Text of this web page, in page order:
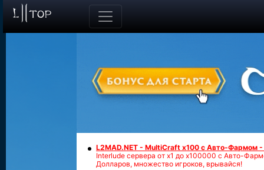
L2MAD.NET - MultiCraft x100 с Авто-Фармом
Interlude сервера от х1 до х100000 с Авто-
Долларов, множество игроков, врывайся!